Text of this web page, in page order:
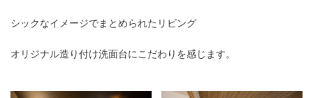
シックなイメージでまとめられたリビング
オリジナル造り付け洗面台にこだわりを感じます。